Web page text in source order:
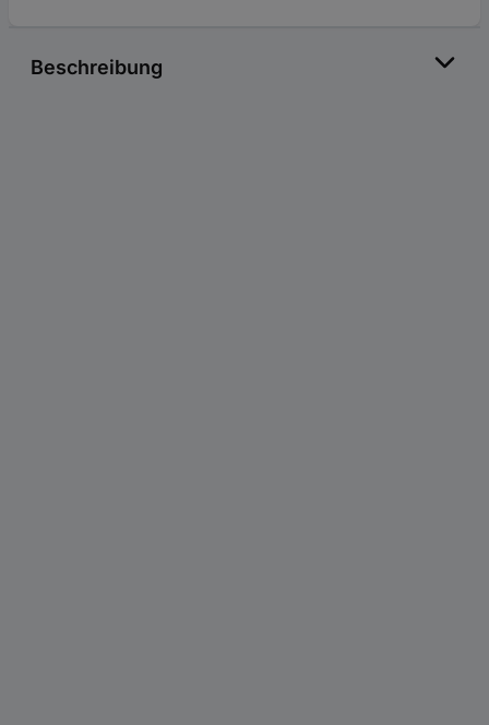
Beschreibung